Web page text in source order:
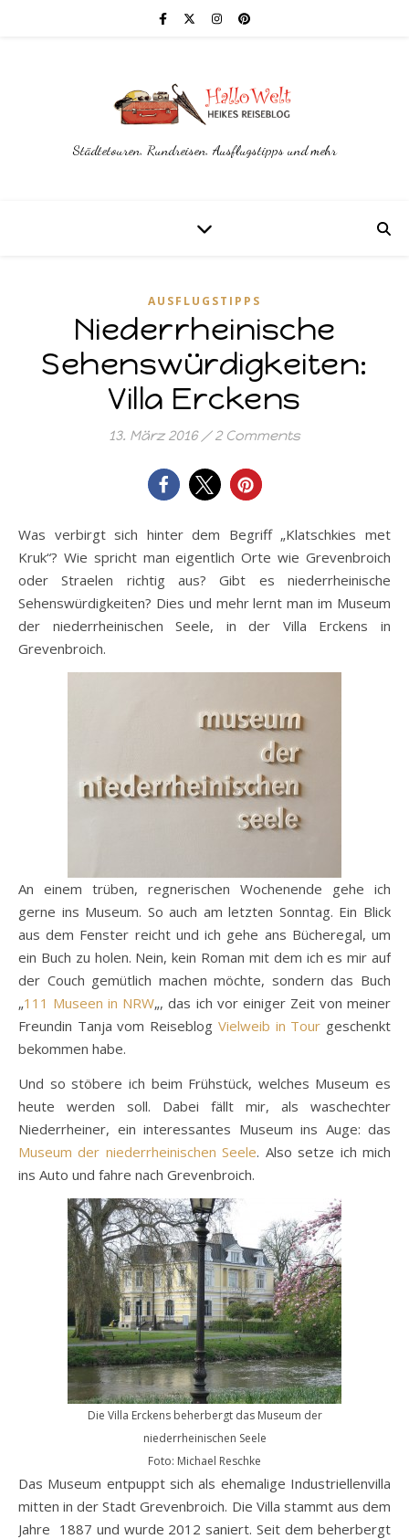
Städtetouren, Rundreisen, Ausflugstipps und mehr
AUSFLUGSTIPPS
Niederrheinische
Sehenswürdigkeiten:
Villa Erckens
13. März 2016 / 2 Comments
Was verbirgt sich hinter dem Begriff „Klatschkies met
Kruk“? Wie spricht man eigentlich Orte wie Grevenbroich
oder Straelen richtig aus? Gibt es niederrheinische
Sehenswürdigkeiten? Dies und mehr lernt man im Museum
der niederrheinischen Seele, in der Villa Erckens in
Grevenbroich.
An einem trüben, regnerischen Wochenende gehe ich
gerne ins Museum. So auch am letzten Sonntag. Ein Blick
aus dem Fenster reicht und ich gehe ans Bücheregal, um
ein Buch zu holen. Nein, kein Roman mit dem ich es mir auf
der Couch gemütlich machen möchte, sondern das Buch
„111 Museen in NRW„, das ich vor einiger Zeit von meiner
Freundin Tanja vom Reiseblog Vielweib in Tour geschenkt
bekommen habe.
Und so stöbere ich beim Frühstück, welches Museum es
heute werden soll. Dabei fällt mir, als waschechter
Niederrheiner, ein interessantes Museum ins Auge: das
Museum der niederrheinischen Seele. Also setze ich mich
ins Auto und fahre nach Grevenbroich.
Die Villa Erckens beherbergt das Museum der
niederrheinischen Seele
Foto: Michael Reschke
Das Museum entpuppt sich als ehemalige Industriellenvilla
mitten in der Stadt Grevenbroich. Die Villa stammt aus dem
Jahre 1887 und wurde 2012 saniert. Seit dem beherbergt